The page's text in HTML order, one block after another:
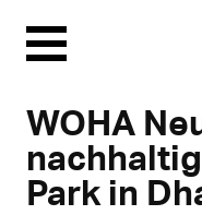
Menu
WOHA
Park in